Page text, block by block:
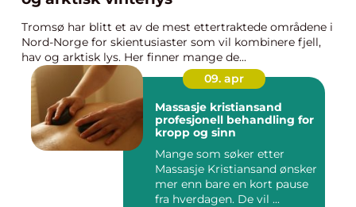
Tromsø har blitt et av de mest ettertraktede områdene i
Nord-Norge for skientusiaster som vil kombinere fjell,
hav og arktisk lys. Her finner mange de...
09. apr
Massasje kristiansand
profesjonell behandling for
kropp og sinn
Mange som søker etter
Massasje Kristiansand ønsker
mer enn bare en kort pause
fra hverdagen. De vil ...